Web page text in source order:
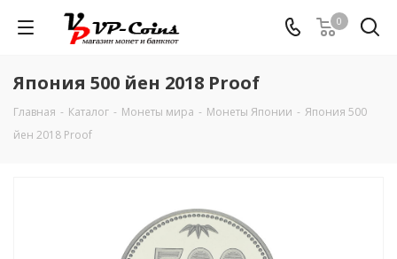
0
Япония 500 йен 2018 Proof
Главная - Каталог - Монеты мира - Монеты Японии - Япония 500
йен 2018 Proof